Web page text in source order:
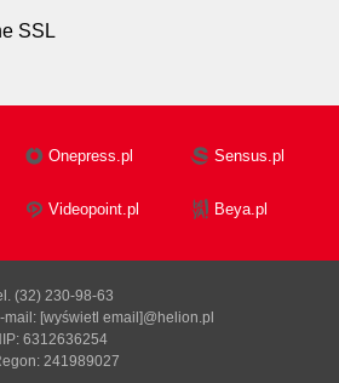
SSL
Onepress.pl Sensus.pl
Videopoint.pl Beya.pl
(32) 230-98-63
mail: [wyświetl email]@helion.pl
6312636254
241989027